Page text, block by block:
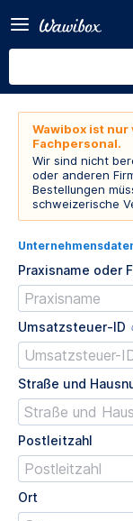
Wawibox ist
Fachpersonal.
Wir sind nicht
oder anderen
Bestellungen
schweizerische
Praxisname oder
Umsatzsteuer-ID
Straße und
Postleitzahl
Ort